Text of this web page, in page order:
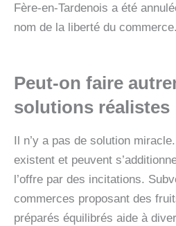
Fère‑en‑Tardenois a été
nom de la liberté du commerce.
Peut‑on faire
solutions réalistes
Il n’y a pas de solution
existent et peuvent
l’offre par des incitations.
commerces proposant des
préparés équilibrés aide à